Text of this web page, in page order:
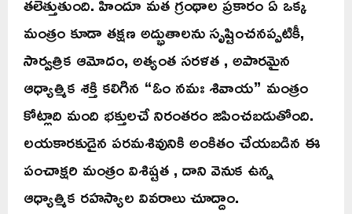
మంత్రం కూడా తక్షణ అద్భుతాలను సృష్టించనప్పటికీ,
సార్వత్రిక ఆమోదం, అత్యంత సరళత , అపారమైన
ఆధ్యాత్మిక శక్తి కలిగిన “ఓం నమః శివాయ” మంత్రం
కోట్లాది మంది భక్తులచే నిరంతరం జపించబడుతోంది.
లయకారకుడైన పరమశివునికి అంకితం చేయబడిన ఈ
పంచాక్షరి మంత్రం విశిష్టత , దాని వెనుక ఉన్న
ఆధ్యాత్మిక రహస్యాల వివరాలు చూద్దాం.